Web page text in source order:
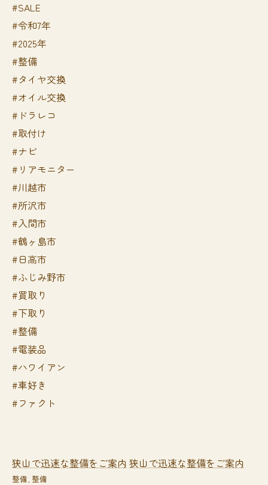
#SALE
#令和7年
#2025年
#整備
#タイヤ交換
#オイル交換
#ドラレコ
#取付け
#ナビ
#リアモニター
#川越市
#所沢市
#入間市
#鶴ヶ島市
#日高市
#ふじみ野市
#買取り
#下取り
#整備
#電装品
#ハワイアン
#車好き
#ファクト
狭山で迅速な整備をご案内 狭山で迅速な整備をご案内
整備 整備